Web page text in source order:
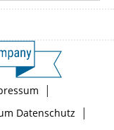
|
Datenschutz |